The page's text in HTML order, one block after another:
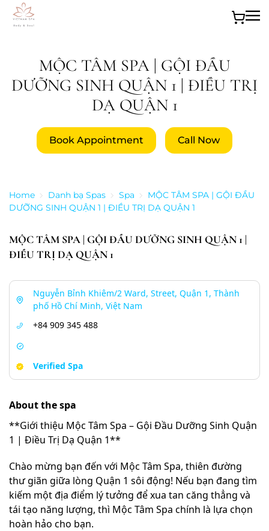
MỘC TÂM SPA | GỘI ĐẦU
DƯỠNG SINH QUẬN 1 | ĐIỀU TRỊ
DẠ QUẬN 1
Book Appointment Call Now
Home Danh bạ Spas Spa
MỘC TÂM SPA | GỘI ĐẦU
DƯỠNG SINH QUẬN 1 | ĐIỀU TRỊ DẠ QUẬN 1
MỘC TÂM SPA | GỘI ĐẦU DƯỠNG SINH QUẬN 1 |
ĐIỀU TRỊ DẠ QUẬN 1
Nguyễn Bỉnh Khiêm/2 Ward, Street, Quận 1, Thành
phố Hồ Chí Minh, Việt Nam
+84 909 345 488
Verified Spa
About the spa
**Giới thiệu Mộc Tâm Spa – Gội Đầu Dưỡng Sinh Quận
1 | Điều Trị Dạ Quận 1**
Chào mừng bạn đến với Mộc Tâm Spa, thiên đường
thư giãn giữa lòng Quận 1 sôi động! Nếu bạn đang tìm
kiếm một địa điểm lý tưởng để xua tan căng thẳng và
tái tạo năng lượng, thì Mộc Tâm Spa chính là lựa chọn
hoàn hảo cho bạn.